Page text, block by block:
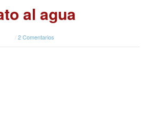
al agua
/2 Comentarios